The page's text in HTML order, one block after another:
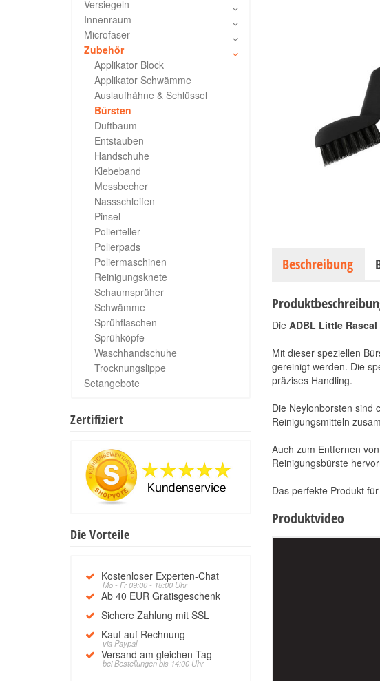
Beschreibung
Die ADBL Little Rascal
Mit dieser speziellen
gereinigt werden. Die
präzises Handling.
Die Neylonborsten sind
Reinigungsmitteln
Auch zum Entfernen
Reinigungsbürste
Das perfekte Produkt
Produktvideo
Versiegeln
Innenraum
Microfaser
Zubehör
Applikator Block
Applikator Schwämme
Auslaufhähne & Schlüssel
Bürsten
Duftbaum
Entstauben
Handschuhe
Klebeband
Messbecher
Nassschleifen
Pinsel
Polierteller
Polierpads
Poliermaschinen
Reinigungsknete
Schaumsprüher
Schwämme
Sprühflaschen
Sprühköpfe
Waschhandschuhe
Trocknungslippe
Setangebote
Zertifiziert
Die Vorteile
Kostenloser Experten-Chat
Mo - Fr 09:00 - 18:00 Uhr
Ab 40 EUR Gratisgeschenk
Sichere Zahlung mit SSL
Kauf auf Rechnung
via Paypal
Versand am gleichen Tag
bei Bestellungen bis 14:00 Uhr